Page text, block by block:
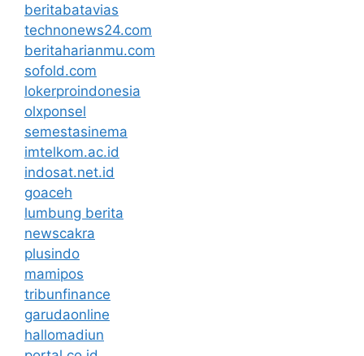
beritabatavias
technonews24.com
beritaharianmu.com
sofold.com
lokerproindonesia
olxponsel
semestasinema
imtelkom.ac.id
indosat.net.id
goaceh
lumbung berita
newscakra
plusindo
mamipos
tribunfinance
garudaonline
hallomadiun